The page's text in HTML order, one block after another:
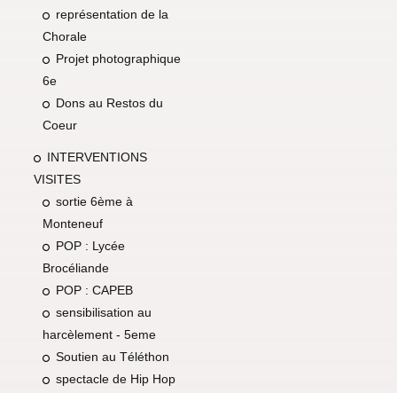
représentation de la
Chorale
Projet photographique
6e
Dons au Restos du
Coeur
INTERVENTIONS
VISITES
sortie 6ème à
Monteneuf
POP : Lycée
Brocéliande
POP : CAPEB
sensibilisation au
harcèlement - 5eme
Soutien au Téléthon
spectacle de Hip Hop